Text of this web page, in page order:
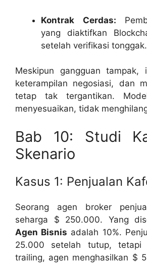
Kontrak Cerdas:
yang diaktifkan
setelah verifikasi tonggak.
Meskipun gangguan tampak,
keterampilan negosiasi, dan
tetap tak tergantikan.
menyesuaikan, tidak
Bab 10: Studi
Skenario
Kasus 1: Penjualan
Seorang agen broker
seharga $ 250.000. Yang
Agen Bisnis adalah 10%.
25.000 setelah tutup, tetapi
trailing, agen menghasilkan $